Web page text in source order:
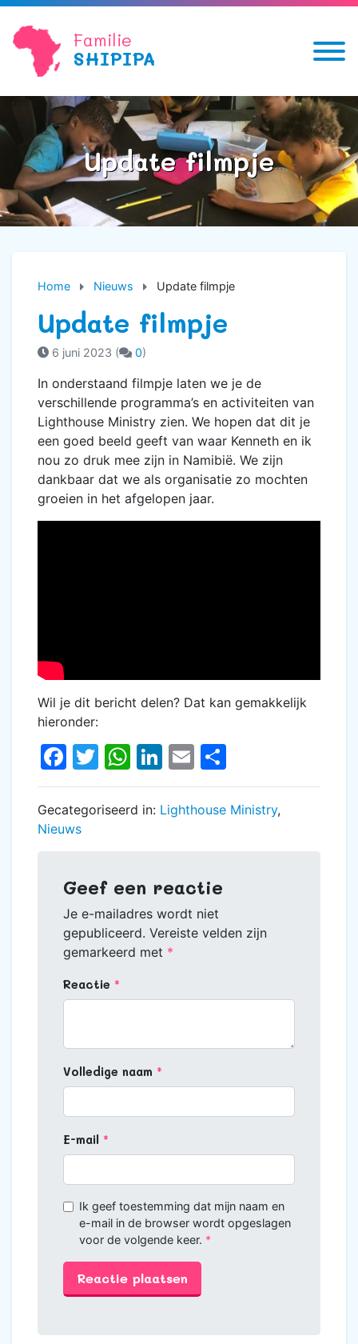
Familie
SHIPIPA
Update filmpje
Home Nieuws Update filmpje
Update filmpje
6 juni 2023 ( 0)
In onderstaand filmpje laten we je de
verschillende programma’s en activiteiten van
Lighthouse Ministry zien. We hopen dat dit je
een goed beeld geeft van waar Kenneth en ik
nou zo druk mee zijn in Namibië. We zijn
dankbaar dat we als organisatie zo mochten
groeien in het afgelopen jaar.
Wil je dit bericht delen? Dat kan gemakkelijk
hieronder:
Facebook
Twitter
WhatsApp
LinkedIn
Email
Gecategoriseerd in: Lighthouse Ministry,
Nieuws
Geef een reactie
Je e-mailadres wordt niet
gepubliceerd. Vereiste velden zijn
gemarkeerd met *
Reactie
Volledige naam
E-mail
Ik geef toestemming dat mijn naam en
e-mail in de browser wordt opgeslagen
voor de volgende keer.